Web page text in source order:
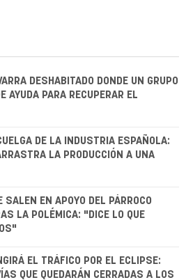
DESHABITADO DONDE UN GRUPO
AYUDA PARA RECUPERAR EL
DE LA INDUSTRIA ESPAÑOLA:
LA PRODUCCIÓN A UNA
SALEN EN APOYO DEL PÁRROCO
LA POLÉMICA: "DICE LO QUE
EL TRÁFICO POR EL ECLIPSE:
QUE QUEDARÁN CERRADAS A LOS